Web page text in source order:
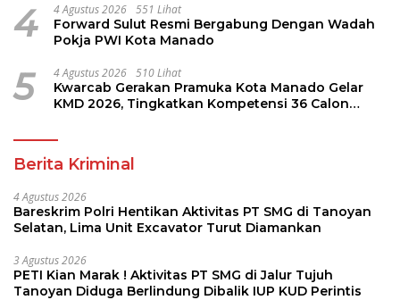
4 4 Agustus 2026 551 Lihat
Forward Sulut Resmi Bergabung Dengan Wadah
Pokja PWI Kota Manado
5 4 Agustus 2026 510 Lihat
Kwarcab Gerakan Pramuka Kota Manado Gelar
KMD 2026, Tingkatkan Kompetensi 36 Calon
Berita Kriminal
4 Agustus 2026
Bareskrim Polri Hentikan Aktivitas PT SMG di Tanoyan
Selatan, Lima Unit Excavator Turut Diamankan
3 Agustus 2026
PETI Kian Marak ! Aktivitas PT SMG di Jalur Tujuh
Tanoyan Diduga Berlindung Dibalik IUP KUD Perintis